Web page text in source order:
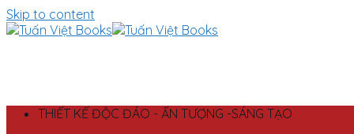
Skip to content
THIẾT KẾ ĐỘC ĐÁO - ẤN TƯỢNG -SÁNG TẠO